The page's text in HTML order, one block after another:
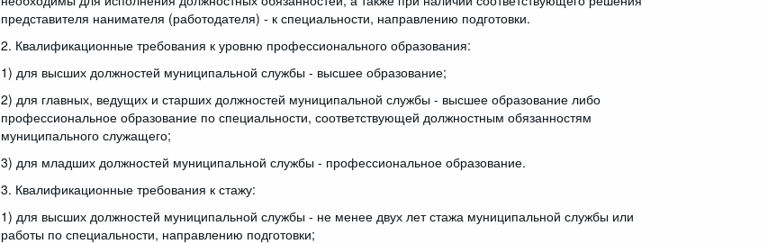
представителя нанимателя (работодателя) - к специальности, направлению подготовки.
2. Квалификационные требования к уровню профессионального образования:
1) для высших должностей муниципальной службы - высшее образование;
2) для главных, ведущих и старших должностей муниципальной службы - высшее образование либо
профессиональное образование по специальности, соответствующей должностным обязанностям
муниципального служащего;
3) для младших должностей муниципальной службы - профессиональное образование.
3. Квалификационные требования к стажу:
1) для высших должностей муниципальной службы - не менее двух лет стажа муниципальной службы или
работы по специальности, направлению подготовки;